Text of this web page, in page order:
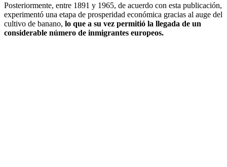
Posteriormente, entre 1891 y 1965, de acuerdo con esta publicación,
experimentó una etapa de prosperidad económica gracias al auge del
cultivo de banano, lo que a su vez permitió la llegada de un
considerable número de inmigrantes europeos.